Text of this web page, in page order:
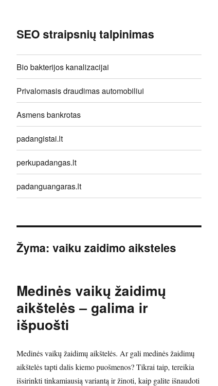
SEO straipsnių talpinimas
Bio bakterijos kanalizacijai
Privalomasis draudimas automobiliui
Asmens bankrotas
padangistai.lt
perkupadangas.lt
padanguangaras.lt
Žyma:vaiku zaidimo aiksteles
Medinės vaikų žaidimų
aikštelės – galima ir
išpuošti
Medinės vaikų žaidimų aikštelės. Ar gali medinės žaidimų
aikštelės tapti dalis kiemo puošmenos? Tikrai taip, tereikia
išsirinkti tinkamiausią variantą ir žinoti, kaip galite išnaudoti